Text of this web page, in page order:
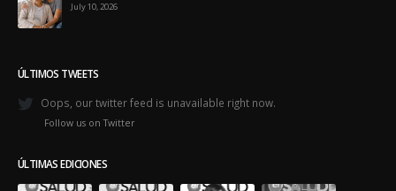
July 10, 2026
ÚLTIMOS TWEETS
Oops, our twitter feed is unavailable right now.
Follow us on Twitter
ÚLTIMAS EDICIONES